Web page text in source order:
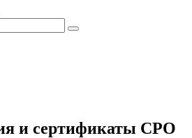
и сертификаты СРО